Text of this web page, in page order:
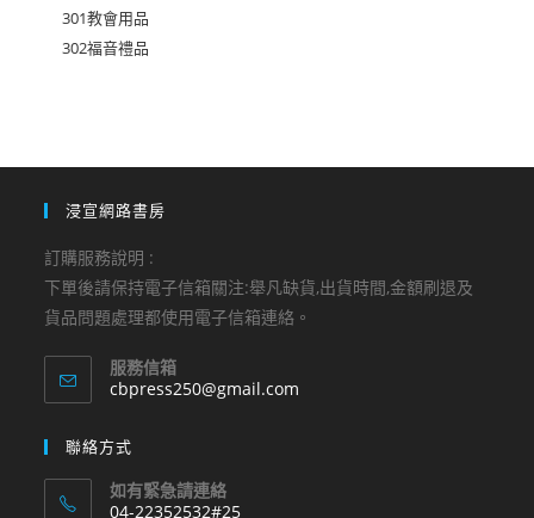
301教會用品
302福音禮品
浸宣網路書房
訂購服務說明 :
下單後請保持電子信箱關注:舉凡缺貨,出貨時間,金額刷退及
貨品問題處理都使用電子信箱連絡。
服務信箱
cbpress250@gmail.com
聯絡方式
如有緊急請連絡
04-22352532#25